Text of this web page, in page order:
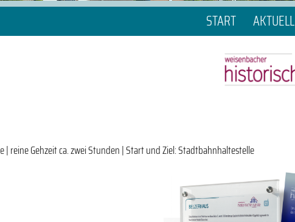
START AKTUELL
reine Gehzeit ca. zwei Stunden | Start und Ziel: Stadtbahnhaltestelle